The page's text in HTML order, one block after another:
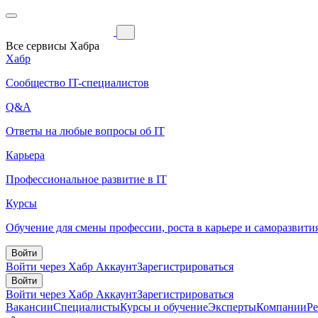
Все сервисы Хабра
Хабр
Сообщество IT-специалистов
Q&A
Ответы на любые вопросы об IT
Карьера
Профессиональное развитие в IT
Курсы
Обучение для смены профессии, роста в карьере и
Войти
Войти через Хабр АккаунтЗарегистрироваться
Войти
Войти через Хабр АккаунтЗарегистрироваться
ВакансииСпециалистыКурсы и обучениеЭкспертыКомпании